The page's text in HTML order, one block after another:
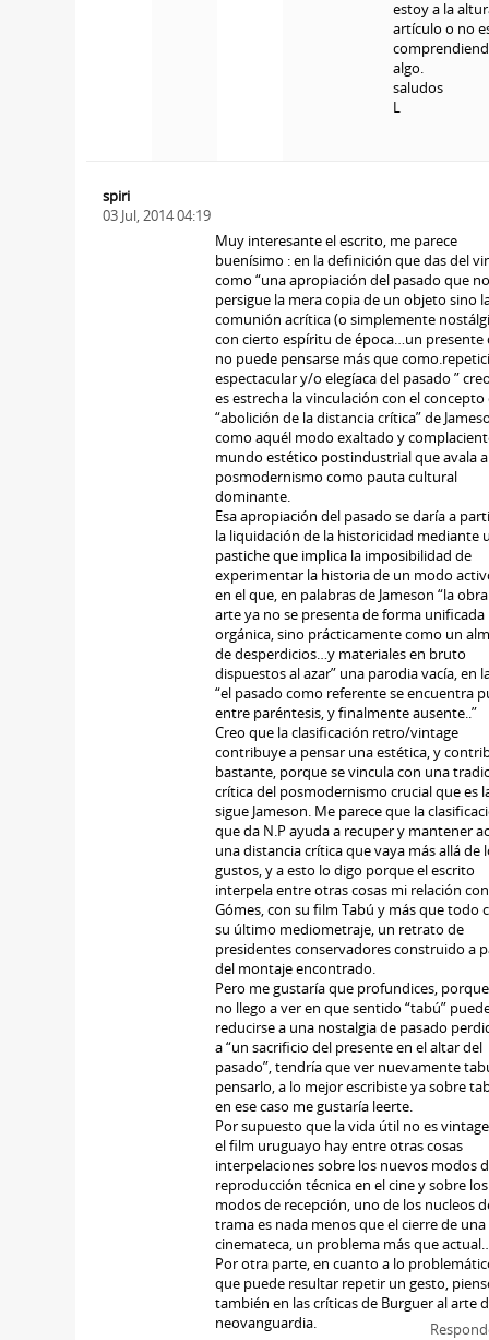
estoy a la
artículo o no
algo.
saludos
L
spiri
03 Jul, 2014 04:19
Muy interesante el escrito, me parece
buenísimo : en la definición que das del
como “una apropiación del pasado que no
persigue la mera copia de un objeto sino
comunión acrítica (o simplemente
con cierto espíritu de época…un presente
no puede pensarse más que
espectacular y/o elegíaca del pasado ”
es estrecha la vinculación con el concepto
“abolición de la distancia crítica” de
como aquél modo exaltado y
mundo estético postindustrial que avala
posmodernismo como pauta cultural
dominante.
Esa apropiación del pasado se daría a
la liquidación de la historicidad mediante
pastiche que implica la imposibilidad de
experimentar la historia de un modo
en el que, en palabras de Jameson “la
arte ya no se presenta de forma unificada
orgánica, sino prácticamente como un
de desperdicios…y materiales en bruto
dispuestos al azar” una parodia vacía, en
“el pasado como referente se encuentra
entre paréntesis, y finalmente ausente..”
Creo que la clasificación retro/vintage
contribuye a pensar una estética, y
bastante, porque se vincula con una
crítica del posmodernismo crucial que es
sigue Jameson. Me parece que la
que da N.P ayuda a recuper y mantener
una distancia crítica que vaya más allá de
gustos, y a esto lo digo porque el escrito
interpela entre otras cosas mi relación con
Gómes, con su film Tabú y más que todo
su último mediometraje, un retrato de
presidentes conservadores construido a
del montaje encontrado.
Pero me gustaría que profundices,
no llego a ver en que sentido “tabú”
reducirse a una nostalgia de pasado
a “un sacrificio del presente en el altar del
pasado”, tendría que ver nuevamente
pensarlo, a lo mejor escribiste ya sobre
en ese caso me gustaría leerte.
Por supuesto que la vida útil no es
el film uruguayo hay entre otras cosas
interpelaciones sobre los nuevos modos
reproducción técnica en el cine y sobre los
modos de recepción, uno de los nucleos
trama es nada menos que el cierre de una
cinemateca, un problema más que
Por otra parte, en cuanto a lo
que puede resultar repetir un gesto,
también en las críticas de Burguer al arte
neovanguardia.